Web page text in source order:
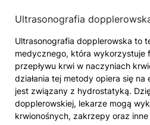
Ultrasonografia
Ultrasonografia dopplerowska to
medycznego, która wykorzystuje
przepływu krwi w naczyniach
działania tej metody opiera się
jest związany z hydrostatyką.
dopplerowskiej, lekarze mogą
krwionośnych, zakrzepy oraz inne